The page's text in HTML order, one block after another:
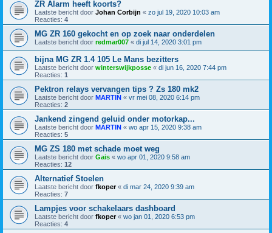
ZR Alarm heeft koorts?
Laatste bericht door Johan Corbijn « zo jul 19, 2020 10:03 am
Reacties: 4
MG ZR 160 gekocht en op zoek naar onderdelen
Laatste bericht door redmar007 « di jul 14, 2020 3:01 pm
bijna MG ZR 1.4 105 Le Mans bezitters
Laatste bericht door winterswijkposse « di jun 16, 2020 7:44 pm
Reacties: 1
Pektron relays vervangen tips ? Zs 180 mk2
Laatste bericht door MARTIN « vr mei 08, 2020 6:14 pm
Reacties: 2
Jankend zingend geluid onder motorkap...
Laatste bericht door MARTIN « wo apr 15, 2020 9:38 am
Reacties: 5
MG ZS 180 met schade moet weg
Laatste bericht door Gais « wo apr 01, 2020 9:58 am
Reacties: 12
Alternatief Stoelen
Laatste bericht door fkoper« di mar 24, 2020 9:39 am
Reacties: 7
Lampjes voor schakelaars dashboard
Laatste bericht door fkoper« wo jan 01, 2020 6:53 pm
Reacties: 4